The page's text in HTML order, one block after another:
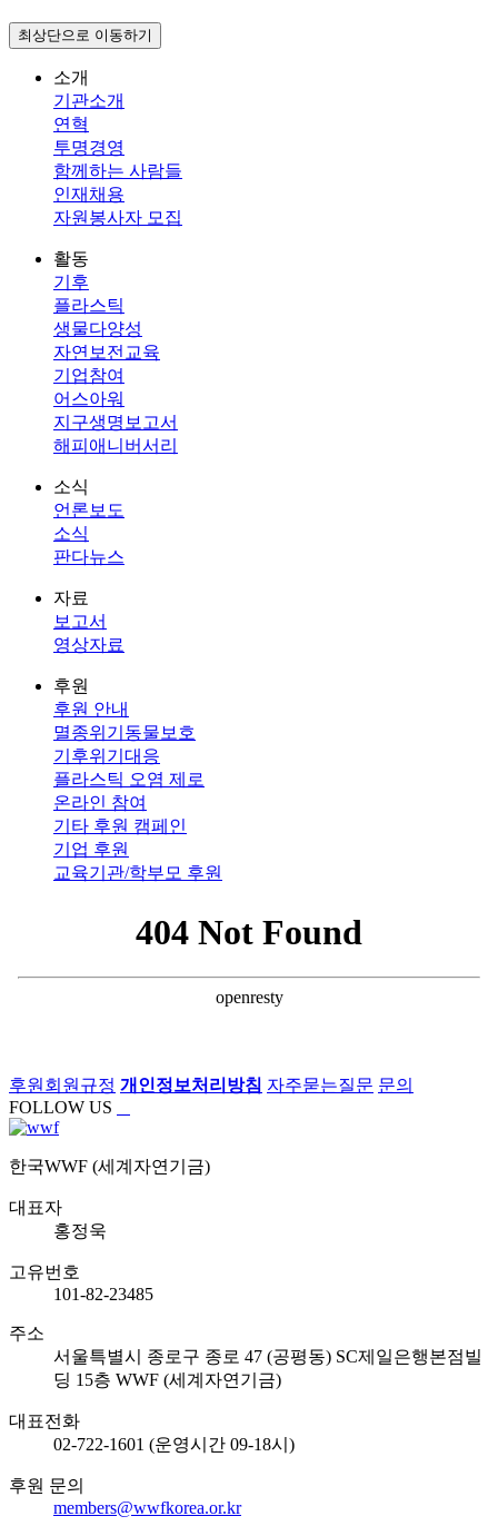
최상단으로 이동하기
소개
기관소개
연혁
투명경영
함께하는 사람들
인재채용
자원봉사자 모집
활동
기후
플라스틱
생물다양성
자연보전교육
기업참여
어스아워
지구생명보고서
해피애니버서리
소식
언론보도
소식
판다뉴스
자료
보고서
영상자료
후원
후원 안내
멸종위기동물보호
기후위기대응
플라스틱 오염 제로
온라인 참여
기타 후원 캠페인
기업 후원
교육기관/학부모 후원
후원회원규정 개인정보처리방침 자주묻는질문 문의
FOLLOW US
한국WWF (세계자연기금)
대표자
홍정욱
고유번호
101-82-23485
주소
서울특별시 종로구 종로 47 (공평동) SC제일은행본점빌
딩 15층 WWF (세계자연기금)
대표전화
02-722-1601 (운영시간 09-18시)
후원 문의
members@wwfkorea.or.kr